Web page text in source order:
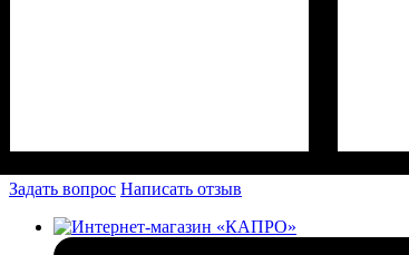
Задать вопрос Написать отзыв